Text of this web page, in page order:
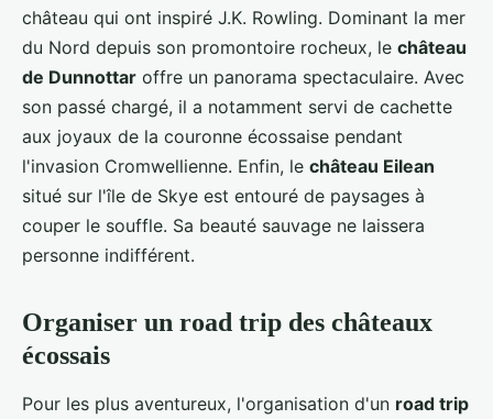
château qui ont inspiré J.K. Rowling. Dominant la mer
du Nord depuis son promontoire rocheux, le château
de Dunnottar offre un panorama spectaculaire. Avec
son passé chargé, il a notamment servi de cachette
aux joyaux de la couronne écossaise pendant
l'invasion Cromwellienne. Enfin, le château Eilean
situé sur l'île de Skye est entouré de paysages à
couper le souffle. Sa beauté sauvage ne laissera
personne indifférent.
Organiser un road trip des châteaux
écossais
Pour les plus aventureux, l'organisation d'un road trip